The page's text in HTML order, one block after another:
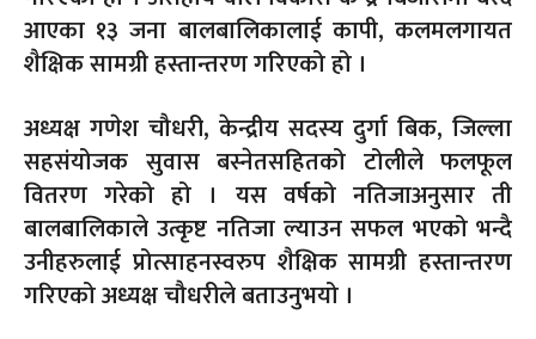
आएका १३ जना बालबालिकालाई कापी, कलमलगायत
शैक्षिक सामग्री हस्तान्तरण गरिएको हो ।
अध्यक्ष गणेश चौधरी, केन्द्रीय सदस्य दुर्गा बिक, जिल्ला
सहसंयोजक सुवास बस्नेतसहितको टोलीले फलफूल
वितरण गरेको हो । यस वर्षको नतिजाअनुसार ती
बालबालिकाले उत्कृष्ट नतिजा ल्याउन सफल भएको भन्दै
उनीहरुलाई प्रोत्साहनस्वरुप शैक्षिक सामग्री हस्तान्तरण
गरिएको अध्यक्ष चौधरीले बताउनुभयो ।